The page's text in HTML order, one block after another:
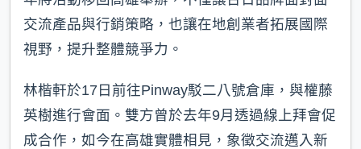
交流產品與行銷策略，也讓在地創業者拓展國際
視野，提升整體競爭力。
林楷軒於17日前往Pinway駁二八號倉庫，與權藤
英樹進行會面。雙方曾於去年9月透過線上拜會促
成合作，如今在高雄實體相見，象徵交流邁入新